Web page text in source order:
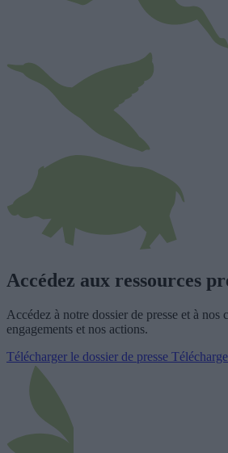
Accédez aux ressources
Accédez à notre dossier de presse et à
engagements et nos actions.
Télécharger le dossier de presse